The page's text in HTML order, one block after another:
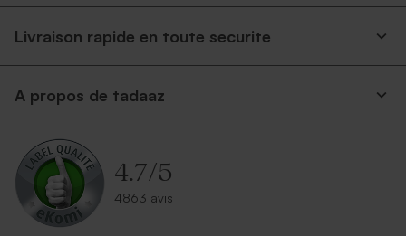
Enveloppe rectangulaire
Livraison rapide en toute securite
A propos de tadaaz
4.7/5
4863 avis